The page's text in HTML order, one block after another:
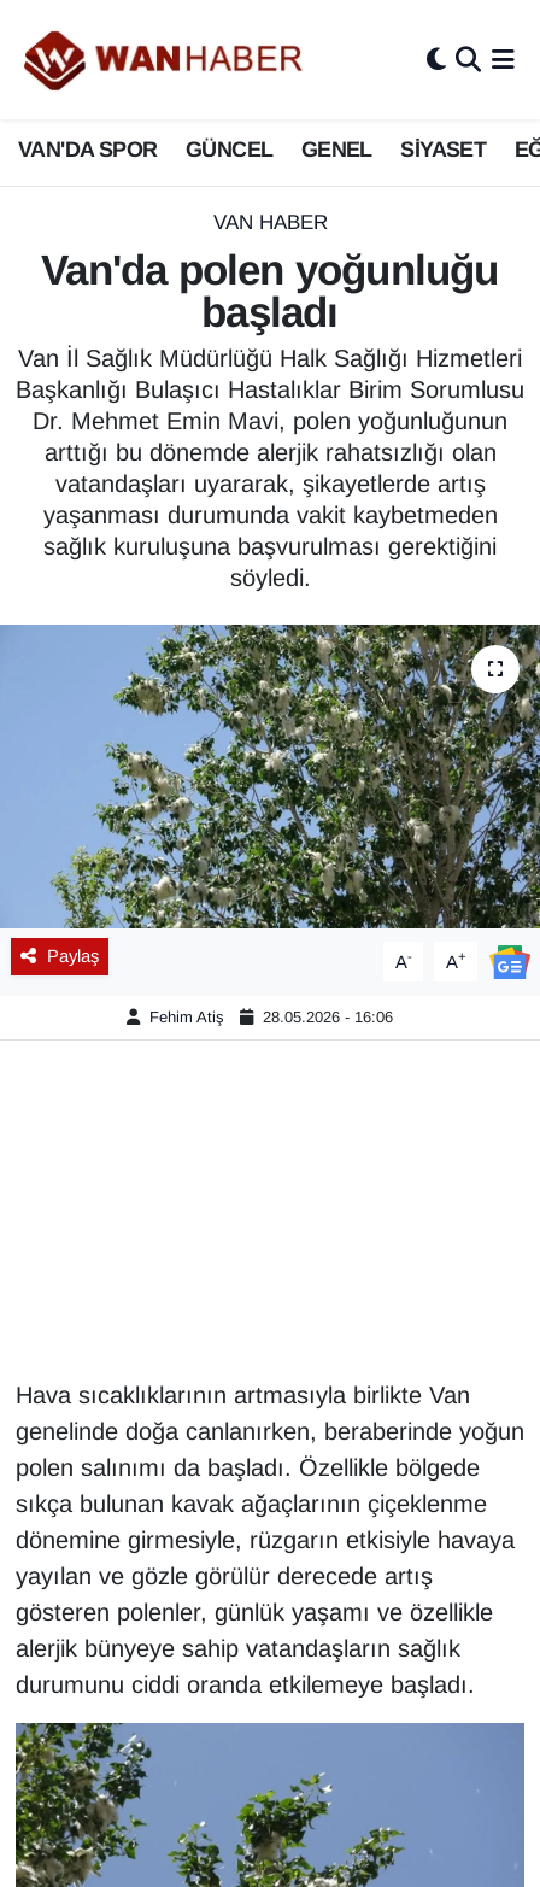
VAN'DA SPOR GÜNCEL GENEL SİYASET
VAN HABER
Van'da polen yoğunluğu
başladı
Van İl Sağlık Müdürlüğü Halk Sağlığı Hizmetleri
Başkanlığı Bulaşıcı Hastalıklar Birim Sorumlusu
Dr. Mehmet Emin Mavi, polen yoğunluğunun
arttığı bu dönemde alerjik rahatsızlığı olan
vatandaşları uyararak, şikayetlerde artış
yaşanması durumunda vakit kaybetmeden
sağlık kuruluşuna başvurulması gerektiğini
söyledi.
Paylaş A- A+
Fehim Atiş 28.05.2026 - 16:06
Hava sıcaklıklarının artmasıyla birlikte Van
genelinde doğa canlanırken, beraberinde yoğun
polen salınımı da başladı. Özellikle bölgede
sıkça bulunan kavak ağaçlarının çiçeklenme
dönemine girmesiyle, rüzgarın etkisiyle havaya
yayılan ve gözle görülür derecede artış
gösteren polenler, günlük yaşamı ve özellikle
alerjik bünyeye sahip vatandaşların sağlık
durumunu ciddi oranda etkilemeye başladı.
3.SAYFA
ASAYİŞ
BİLİM VE TEKNOLOJİ
Biyografi
ÇEVRE
Deprem
Dernekler, Odalar
EĞİTİM
EKONOMİ
Eleman
Emlak
En çok konuşulanlar
GENEL
Kadın
Kamu Alımları
Kim Kimdir?
Kültür & Sanat
KURDÎ
MAGAZİN
MEDYA
ONE EKONOMİ
POLİTİKA
Van Nöbetçi Eczaneler
Van Hava Durumu
Van Namaz Vakitleri
Van Trafik Yoğunluk Haritası
Süper Lig Puan Durumu ve Fikstür
Tüm Manşetler
Son Dakika Haberleri
Haber Arşivi